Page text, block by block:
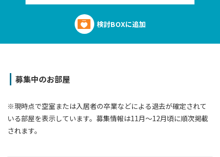
検討BOXに追加
募集中のお部屋
※現時点で空室または⼊居者の卒業などによる退去が確定されて
いる部屋を表⽰しています。募集情報は11⽉〜12⽉頃に順次掲載
されます。